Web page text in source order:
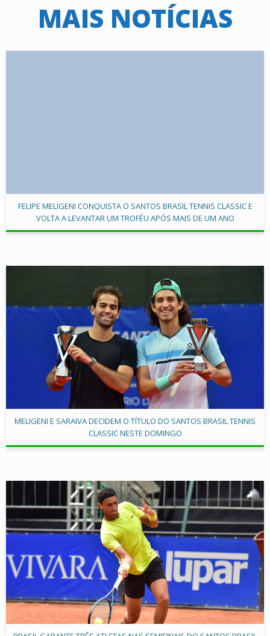
MAIS NOTÍCIAS
FELIPE MELIGENI CONQUISTA O SANTOS BRASIL TENNIS CLASSIC E
VOLTA A LEVANTAR UM TROFÉU APÓS MAIS DE UM ANO
MELIGENI E SARAIVA DECIDEM O TÍTULO DO SANTOS BRASIL TENNIS
CLASSIC NESTE DOMINGO